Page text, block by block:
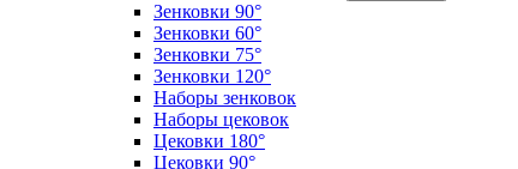
Зенковки 90°
Зенковки 60°
Зенковки 75°
Зенковки 120°
Наборы зенковок
Наборы цековок
Цековки 180°
Цековки 90°